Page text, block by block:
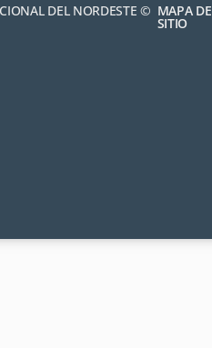
DEL NORDESTE © MAPA DE
SITIO